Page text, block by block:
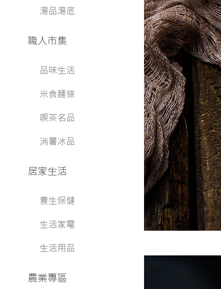
湯品湯底
職人市集
品味生活
米食麵條
喫茶名品
消暑冰品
居家生活
養生保健
生活家電
生活用品
農業專區